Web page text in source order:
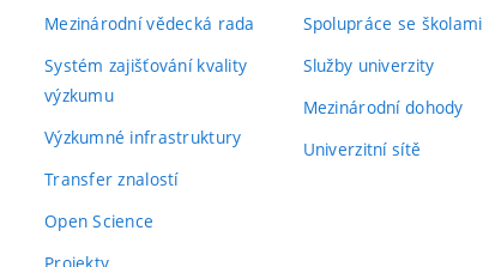
Mezinárodní vědecká rada
Systém zajišťování kvality
výzkumu
Výzkumné infrastruktury
Transfer znalostí
Open Science
Spolupráce se školami
Služby univerzity
Mezinárodní dohody
Univerzitní sítě